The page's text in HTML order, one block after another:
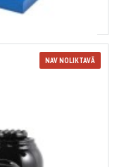
NAV NOLIKTAVĀ